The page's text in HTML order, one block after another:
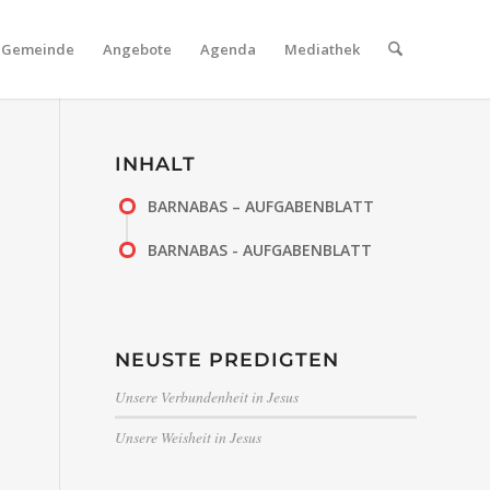
Gemeinde Angebote Agenda Mediathek
INHALT
BARNABAS – AUFGABENBLATT
BARNABAS - AUFGABENBLATT
NEUSTE PREDIGTEN
Unsere Verbundenheit in Jesus
Unsere Weisheit in Jesus